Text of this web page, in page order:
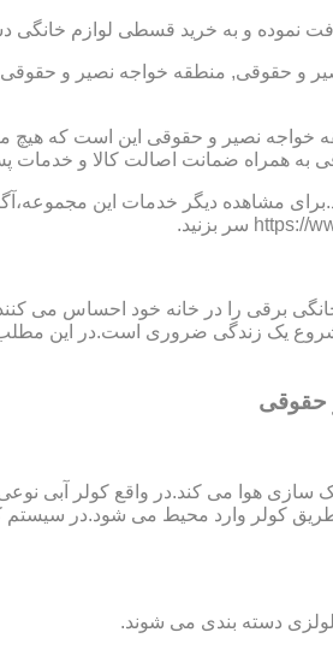
نموده و به خرید قسطی لوازم خانگی
و حقوقی, منطقه خواجه نصیر و حقوقی
خواجه نصیر و حقوقی این است که هیچ
همراه ضمانت اصالت کالا و خدمات
مشاهده دیگر خدمات این
برقی را در خانه خود احساس می
شروع یک زندگی ضروری است.در این
حقوقی
سازی هوا می کند.در واقع کولر آبی
کولر وارد محیط می شود.در سیستم
دسته بندی می شوند.